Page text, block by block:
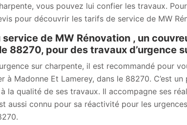
vous pouvez lui confier les travaux.
pour découvrir les tarifs de service de MW
de MW Rénovation , un
88270, pour des travaux d’urgence
sur charpente, il est recommandé pour
à Madonne Et Lamerey, dans le 88270. C’est
la qualité de ses travaux. Il accompagne ses
aussi connu pour sa réactivité pour les